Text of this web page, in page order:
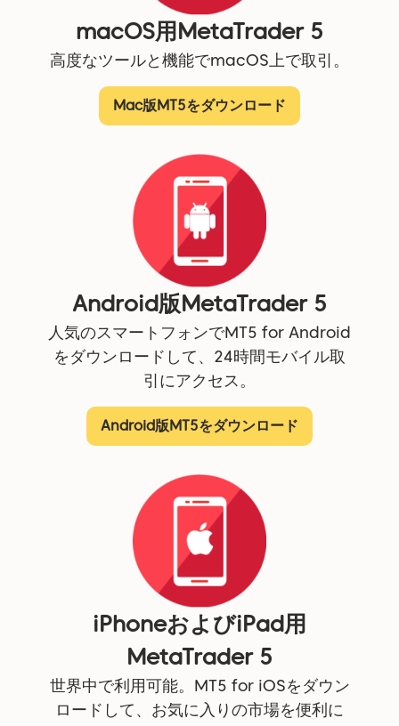
macOS用MetaTrader 5
高度なツールと機能でmacOS上で取引。
Mac版MT5をダウンロード
Android版MetaTrader 5
人気のスマートフォンでMT5 for Android
をダウンロードして、24時間モバイル取
引にアクセス。
Android版MT5をダウンロード
iPhoneおよびiPad用
MetaTrader 5
世界中で利用可能。MT5 for iOSをダウン
ロードして、お気に入りの市場を便利に